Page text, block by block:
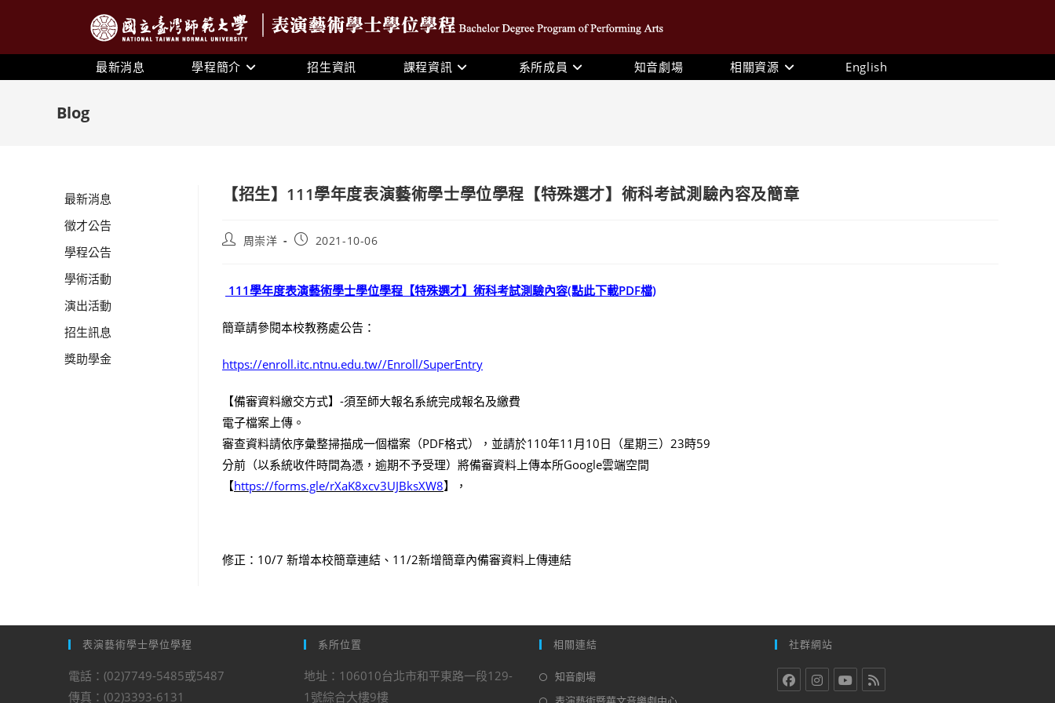
最新消息 學程簡介 招生資訊 課程資訊 系所成員 知音劇場 相關資源 English
Blog
最新消息
徵才公告
學程公告
學術活動
演出活動
招生訊息
獎助學金
【招生】111學年度表演藝術學士學位學程【特殊選才】術科考試測驗內容及簡章
周崇洋 2021-10-06
111學年度表演藝術學士學位學程【特殊選才】術科考試測驗內容(點此下載PDF檔)
簡章請參閱本校教務處公告：
https://enroll.itc.ntnu.edu.tw//Enroll/SuperEntry
【備審資料繳交方式】-須至師大報名系統完成報名及繳費
電子檔案上傳。
審查資料請依序彙整掃描成一個檔案（PDF格式），並請於110年11月10日（星期三）23時59
分前（以系統收件時間為憑，逾期不予受理）將備審資料上傳本所Google雲端空間
【https://forms.gle/rXaK8xcv3UJBksXW8】，
修正：10/7 新增本校簡章連結、11/2新增簡章內備審資料上傳連結
表演藝術學士學位學程
電話：(02)7749-5485或5487
傳真：(02)3393-6131
系所位置
地址：106010台北市和平東路一段129-
1號綜合大樓9樓
相關連結
知音劇場
社群網站